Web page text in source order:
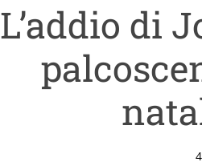
L’addio di